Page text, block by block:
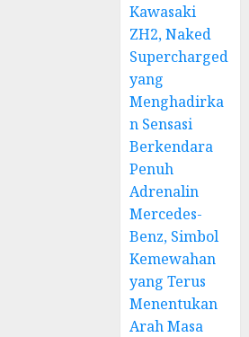
Kawasaki
ZH2, Naked
Supercharged
yang
Menghadirka
n Sensasi
Berkendara
Penuh
Adrenalin
Mercedes-
Benz, Simbol
Kemewahan
yang Terus
Menentukan
Arah Masa